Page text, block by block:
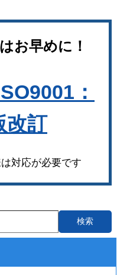
お早めに！
：
改訂
対応が必要です